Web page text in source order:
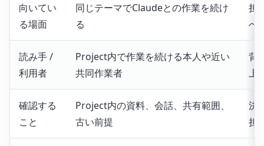
向いてい
る場面
同じテーマでClaudeとの作業を続け
る
担
へ
読み手 /
利用者
Project内で作業を続ける本人や近い
共同作業者
背
上
確認する
こと
Project内の資料、会話、共有範囲、
古い前提
決
担